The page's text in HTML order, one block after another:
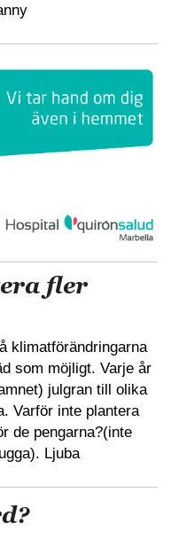
fler
klimatförändringarna
som möjligt. Varje år
julgran till olika
Varför inte plantera
de pengarna?(inte
Ljuba